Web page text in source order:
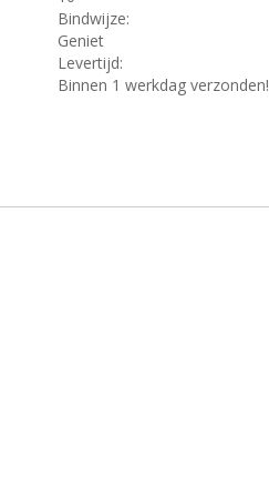
Bindwijze:
Geniet
Levertijd:
Binnen 1 werkdag verzonden!